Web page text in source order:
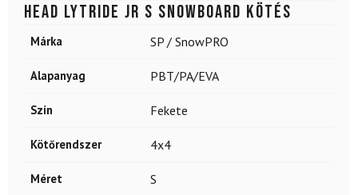
HEAD LYTRIDE JR S snowboard kötés
Márka SP / SnowPRO
Alapanyag PBT/PA/EVA
Szín Fekete
Kötőrendszer 4x4
Méret S